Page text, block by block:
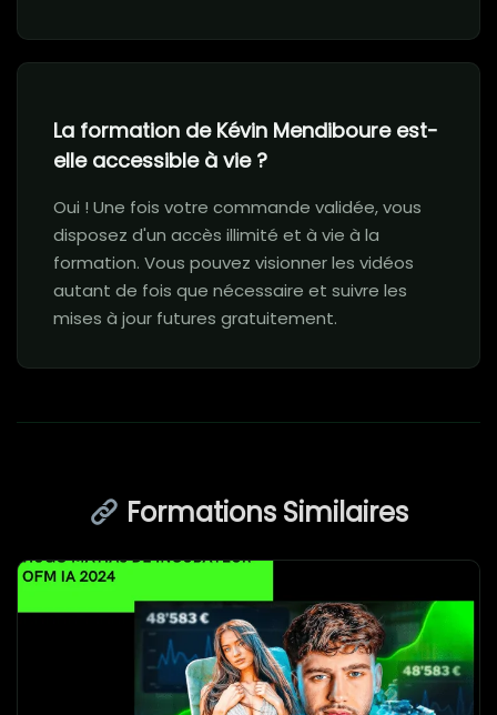
La formation de Kévin Mendiboure est-
elle accessible à vie ?
Oui ! Une fois votre commande validée, vous
disposez d'un accès illimité et à vie à la
formation. Vous pouvez visionner les vidéos
autant de fois que nécessaire et suivre les
mises à jour futures gratuitement.
Formations Similaires